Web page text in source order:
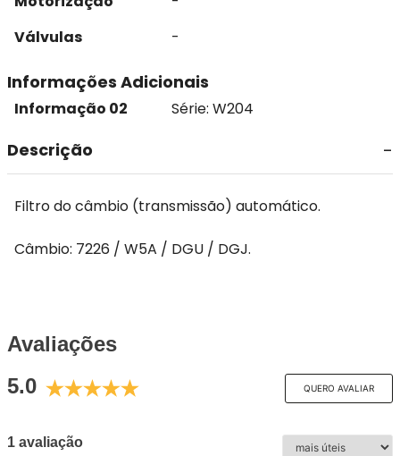
Válvulas
-
Informações Adicionais
Informação 02 Série: W204
Descrição
Filtro do câmbio (transmissão) automático.
Câmbio: 7226 / W5A / DGU / DGJ.
Avaliações
5.0
QUERO AVALIAR
1 avaliação